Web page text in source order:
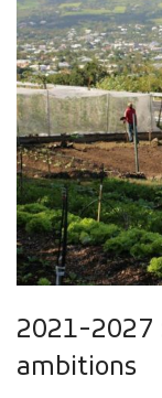
2021-2027
ambitions